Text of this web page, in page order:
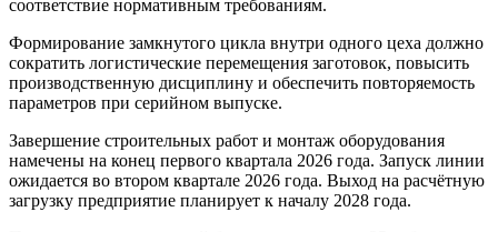
соответствие нормативным требованиям.
Формирование замкнутого цикла внутри одного цеха должно
сократить логистические перемещения заготовок, повысить
производственную дисциплину и обеспечить повторяемость
параметров при серийном выпуске.
Завершение строительных работ и монтаж оборудования
намечены на конец первого квартала 2026 года. Запуск линии
ожидается во втором квартале 2026 года. Выход на расчётную
загрузку предприятие планирует к началу 2028 года.